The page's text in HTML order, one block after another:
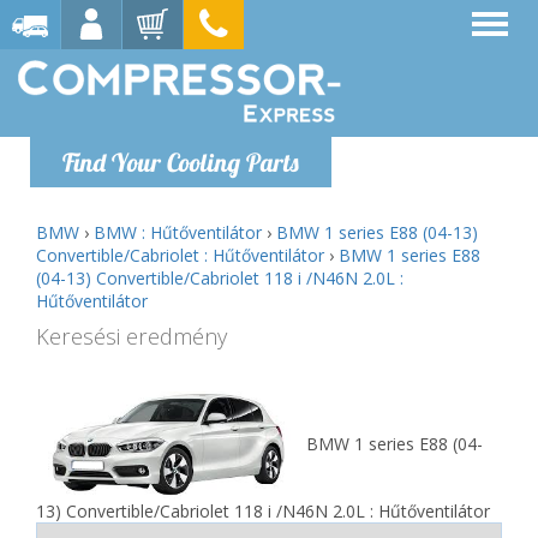
Find Your Cooling Parts
BMW › BMW : Hűtőventilátor › BMW 1 series E88 (04-13)
Convertible/Cabriolet : Hűtőventilátor › BMW 1 series E88
(04-13) Convertible/Cabriolet 118 i /N46N 2.0L :
Hűtőventilátor
Keresési eredmény
BMW 1 series E88 (04-
13) Convertible/Cabriolet 118 i /N46N 2.0L : Hűtőventilátor